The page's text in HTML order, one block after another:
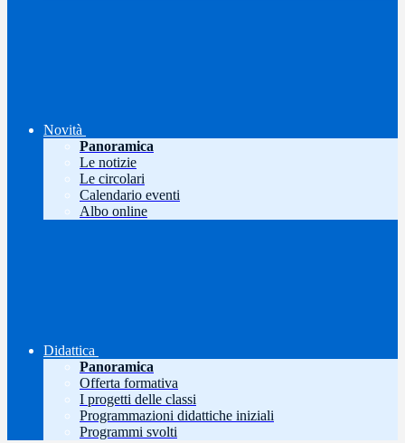
Novità
Panoramica
Le notizie
Le circolari
Calendario eventi
Albo online
Didattica
Panoramica
Offerta formativa
I progetti delle classi
Programmazioni didattiche iniziali
Programmi svolti